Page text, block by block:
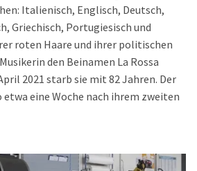
Italienisch, Englisch, Deutsch,
Griechisch, Portugiesisch und
roten Haare und ihrer politischen
den Beinamen La Rossa
2021 starb sie mit 82 Jahren. Der
eine Woche nach ihrem zweiten